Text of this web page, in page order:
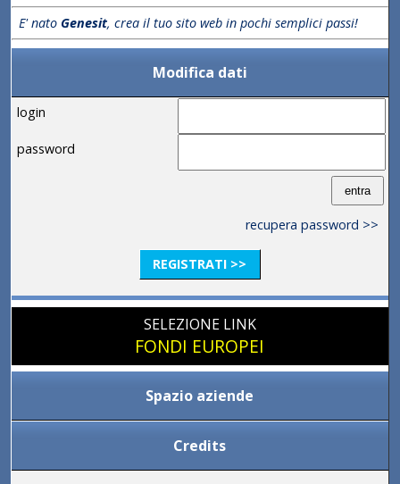
E' nato Genesit, crea il tuo sito web in pochi semplici passi!
Modifica dati
login
password
recupera password >>
REGISTRATI >>
SELEZIONE LINK
FONDI EUROPEI
Spazio aziende
Credits